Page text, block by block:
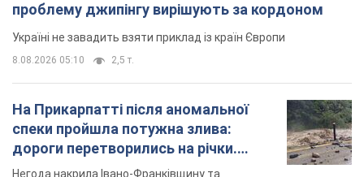
проблему джипінгу вирішують за кордоном
Україні не завадить взяти приклад із країн Європи
8.08.2026 05:10 2,5 т.
На Прикарпатті після аномальної
спеки пройшла потужна злива:
дороги перетворились на річки.
Відео
Негода накрила Івано-Франківщину та